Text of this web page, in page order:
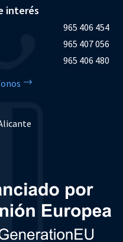
interés
965 406 454
965 407 056
965 406 480